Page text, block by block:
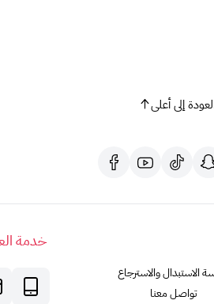
إلى أعلى
الاستبدال والاسترجاع
تواصل معنا
خدمة